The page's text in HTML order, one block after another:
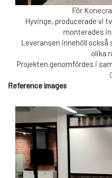
För
Hyvinge, producerade vi
monterades
Leveransen innehöll också
olika
Projekten genomfördes i
Reference images